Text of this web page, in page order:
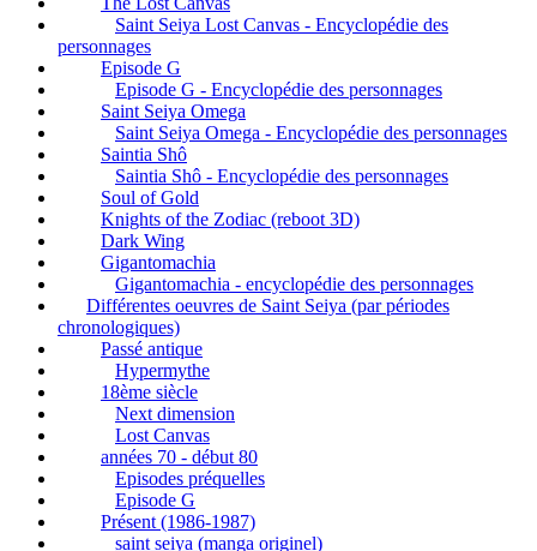
Saint Seiya Lost Canvas - Encyclopédie des
personnages
Episode G
Episode G - Encyclopédie des personnages
Saint Seiya Omega
Saint Seiya Omega - Encyclopédie des personnages
Saintia Shô
Saintia Shô - Encyclopédie des personnages
Soul of Gold
Knights of the Zodiac (reboot 3D)
Dark Wing
Gigantomachia
Gigantomachia - encyclopédie des personnages
Différentes oeuvres de Saint Seiya (par périodes
chronologiques)
Passé antique
Hypermythe
18ème siècle
Next dimension
Lost Canvas
années 70 - début 80
Episodes préquelles
Episode G
Présent (1986-1987)
saint seiya (manga originel)